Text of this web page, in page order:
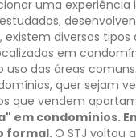
uma
existem diversos
em
uso das áreas comuns.
quer sejam
que vendem
em condomínios.
formal.O STJ voltou